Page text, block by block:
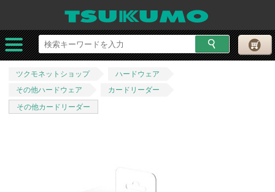
ツクモネットショップ
ハードウェア
その他ハードウェア
カードリーダー
その他カードリーダー